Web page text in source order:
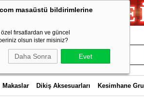
masaüstü bildirimlerine
fırsatlardan ve güncel
olsun ister misiniz?
Daha Sonra Evet
Makaslar Dikiş Aksesuarları Kesimhane